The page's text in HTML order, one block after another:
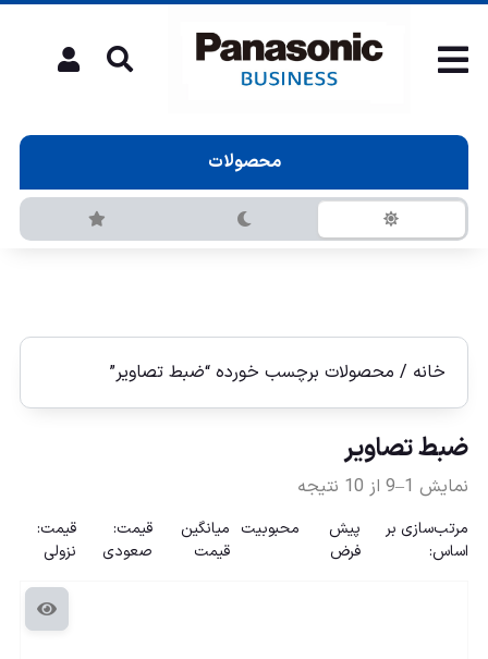
محصولات
خانه / محصولات برچسب خورده “ضبط تصاویر”
ضبط تصاویر
نمایش 1–9 از 10 نتیجه
مرتب‌سازی بر
اساس:
پیش
فرض
محبوبیت میانگین
قیمت
قیمت:
صعودی
قیمت:
نزولی